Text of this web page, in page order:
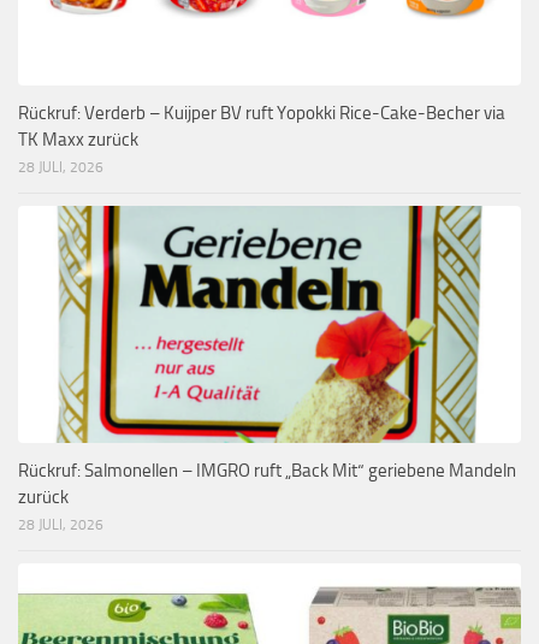
Rückruf: Verderb – Kuijper BV ruft Yopokki Rice-Cake-Becher via
TK Maxx zurück
28 JULI, 2026
Rückruf: Salmonellen – IMGRO ruft „Back Mit“ geriebene Mandeln
zurück
28 JULI, 2026